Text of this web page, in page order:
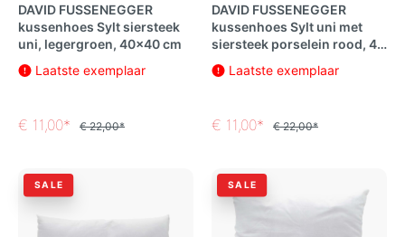
DAVID FUSSENEGGER
kussenhoes Sylt siersteek
uni, legergroen, 40x40 cm
Laatste exemplaar
€ 11,00* € 22,00*
DAVID FUSSENEGGER
kussenhoes Sylt uni met
siersteek porselein rood, 40
x 40 cm
Laatste exemplaar
€ 11,00* € 22,00*
SALE SALE